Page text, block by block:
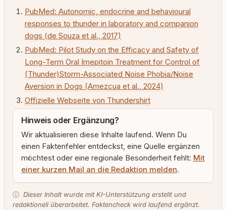
PubMed: Autonomic, endocrine and behavioural
responses to thunder in laboratory and companion
dogs (de Souza et al., 2017)
PubMed: Pilot Study on the Efficacy and Safety of
Long-Term Oral Imepitoin Treatment for Control of
(Thunder)Storm-Associated Noise Phobia/Noise
Aversion in Dogs (Amezcua et al., 2024)
Offizielle Webseite von Thundershirt
Hinweis oder Ergänzung?
Wir aktualisieren diese Inhalte laufend. Wenn Du
einen Faktenfehler entdeckst, eine Quelle ergänzen
möchtest oder eine regionale Besonderheit fehlt: Mit
einer kurzen Mail an die Redaktion melden.
ⓘ Dieser Inhalt wurde mit KI-Unterstützung erstellt und
redaktionell überarbeitet. Faktencheck wird laufend ergänzt.